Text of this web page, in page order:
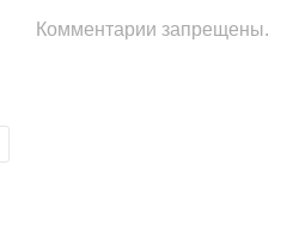
Комментарии запрещены.